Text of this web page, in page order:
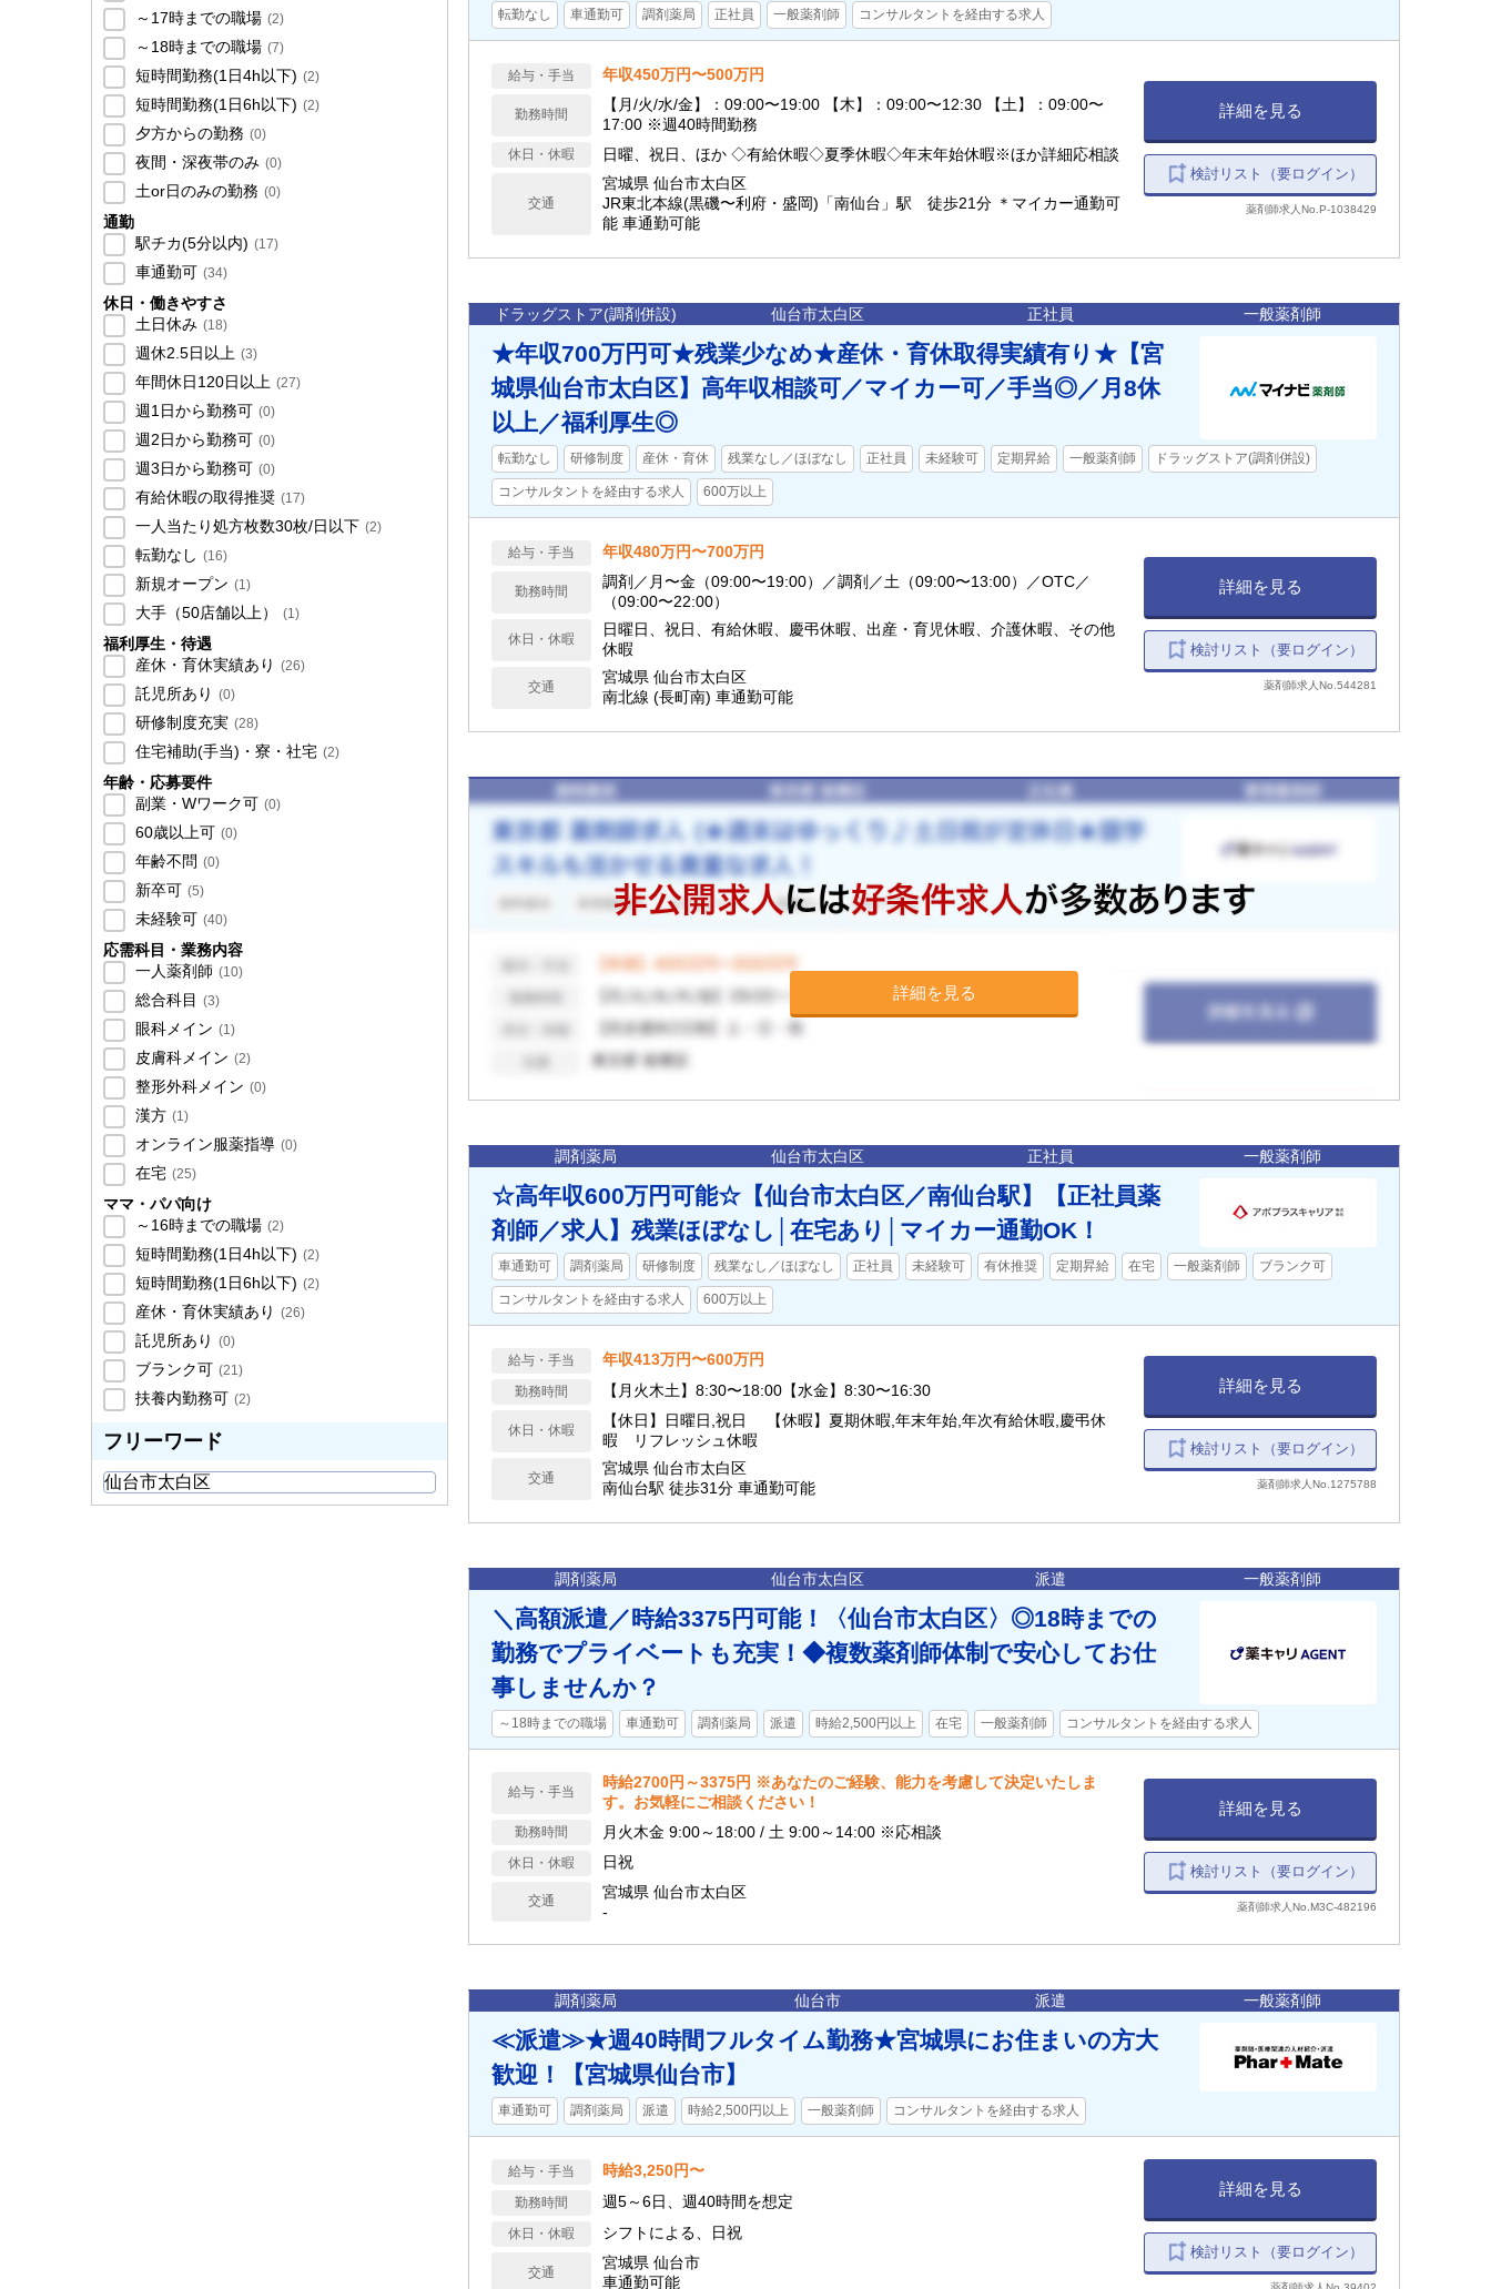
～17時までの職場 (2)
～18時までの職場 (7)
短時間勤務(1日4h以下) (2)
短時間勤務(1日6h以下) (2)
夕方からの勤務 (0)
夜間・深夜帯のみ (0)
土or日のみの勤務 (0)
通勤
駅チカ(5分以内) (17)
車通勤可 (34)
休日・働きやすさ
土日休み (18)
週休2.5日以上 (3)
年間休日120日以上 (27)
週1日から勤務可 (0)
週2日から勤務可 (0)
週3日から勤務可 (0)
有給休暇の取得推奨 (17)
一人当たり処方枚数30枚/日以下 (2)
転勤なし (16)
新規オープン (1)
大手（50店舗以上） (1)
福利厚生・待遇
産休・育休実績あり (26)
託児所あり (0)
研修制度充実 (28)
住宅補助(手当)・寮・社宅 (2)
年齢・応募要件
副業・Wワーク可 (0)
60歳以上可 (0)
年齢不問 (0)
新卒可 (5)
未経験可 (40)
応需科目・業務内容
一人薬剤師 (10)
総合科目 (3)
眼科メイン (1)
皮膚科メイン (2)
整形外科メイン (0)
漢方 (1)
オンライン服薬指導 (0)
在宅 (25)
ママ・パパ向け
～16時までの職場 (2)
短時間勤務(1日4h以下) (2)
短時間勤務(1日6h以下) (2)
産休・育休実績あり (26)
託児所あり (0)
ブランク可 (21)
扶養内勤務可 (2)
フリーワード
転勤なし 車通勤可 調剤薬局 正社員 一般薬剤師 コンサルタントを経由する求人
給与・手当 年収450万円〜500万円
勤務時間
【月/火/水/金】：09:00〜19:00 【木】：09:00〜12:30 【土】：09:00〜
17:00 ※週40時間勤務
休日・休暇 日曜、祝日、ほか ◇有給休暇◇夏季休暇◇年末年始休暇※ほか詳細応相談
交通
宮城県 仙台市太白区
JR東北本線(黒磯〜利府・盛岡)「南仙台」駅 徒歩21分 ＊マイカー通勤可
能 車通勤可能
詳細を見る
検討リスト（要ログイン）
薬剤師求人No.P-1038429
ドラッグストア(調剤併設) 仙台市太白区 正社員 一般薬剤師
★年収700万円可★残業少なめ★産休・育休取得実績有り★【宮
城県仙台市太白区】高年収相談可／マイカー可／手当◎／月8休
以上／福利厚生◎
転勤なし 研修制度 産休・育休 残業なし／ほぼなし 正社員 未経験可 定期昇給 一般薬剤師 ドラッグストア(調剤併設)
コンサルタントを経由する求人 600万以上
給与・手当 年収480万円〜700万円
勤務時間
調剤／月〜金（09:00〜19:00）／調剤／土（09:00〜13:00）／OTC／
（09:00〜22:00）
休日・休暇
日曜日、祝日、有給休暇、慶弔休暇、出産・育児休暇、介護休暇、その他
休暇
交通
宮城県 仙台市太白区
南北線 (長町南) 車通勤可能
詳細を見る
検討リスト（要ログイン）
薬剤師求人No.544281
詳細を見る
調剤薬局 仙台市太白区 正社員 一般薬剤師
☆高年収600万円可能☆【仙台市太白区／南仙台駅】【正社員薬
剤師／求人】残業ほぼなし│在宅あり│マイカー通勤OK！
車通勤可 調剤薬局 研修制度 残業なし／ほぼなし 正社員 未経験可 有休推奨 定期昇給 在宅 一般薬剤師 ブランク可
コンサルタントを経由する求人 600万以上
給与・手当 年収413万円〜600万円
勤務時間 【月火木土】8:30〜18:00【水金】8:30〜16:30
休日・休暇
【休日】日曜日,祝日 【休暇】夏期休暇,年末年始,年次有給休暇,慶弔休
暇 リフレッシュ休暇
交通
宮城県 仙台市太白区
南仙台駅 徒歩31分 車通勤可能
詳細を見る
検討リスト（要ログイン）
薬剤師求人No.1275788
調剤薬局 仙台市太白区 派遣 一般薬剤師
＼高額派遣／時給3375円可能！〈仙台市太白区〉◎18時までの
勤務でプライベートも充実！◆複数薬剤師体制で安心してお仕
事しませんか？
～18時までの職場 車通勤可 調剤薬局 派遣 時給2,500円以上 在宅 一般薬剤師 コンサルタントを経由する求人
給与・手当
時給2700円～3375円 ※あなたのご経験、能力を考慮して決定いたしま
す。お気軽にご相談ください！
勤務時間 月火木金 9:00～18:00 / 土 9:00～14:00 ※応相談
休日・休暇 日祝
交通
宮城県 仙台市太白区
-
詳細を見る
検討リスト（要ログイン）
薬剤師求人No.M3C-482196
調剤薬局 仙台市 派遣 一般薬剤師
≪派遣≫★週40時間フルタイム勤務★宮城県にお住まいの方大
歓迎！【宮城県仙台市】
車通勤可 調剤薬局 派遣 時給2,500円以上 一般薬剤師 コンサルタントを経由する求人
給与・手当 時給3,250円〜
勤務時間 週5～6日、週40時間を想定
休日・休暇 シフトによる、日祝
交通
宮城県 仙台市
車通勤可能
詳細を見る
検討リスト（要ログイン）